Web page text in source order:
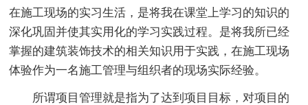
在施工现场的实习生活，是将我在课堂上学习的知识的
深化巩固并使其实用化的学习实践过程。是将我所已经
掌握的建筑装饰技术的相关知识用于实践，在施工现场
体验作为一名施工管理与组织者的现场实际经验。
所谓项目管理就是指为了达到项目目标，对项目的